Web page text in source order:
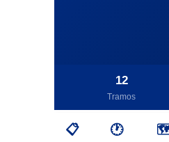
12
Tramos
📋 🕐